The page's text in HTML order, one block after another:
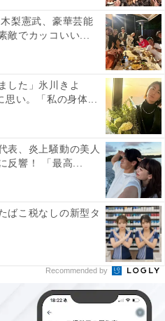
梨憲武、豪華芸能
敵でカッコいい...
した」氷川きよ
思い。「私の身体...
表、炎上騒動の美人
反響！ 「最高...
ばこ税なしの新型タ
Recommended by